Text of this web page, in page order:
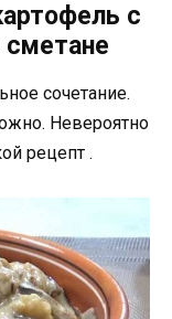
с
сочетание.
Невероятно
рецепт .